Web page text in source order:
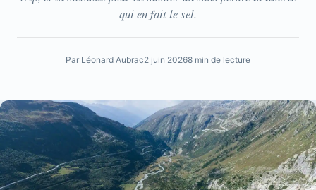
qui en fait le sel.
Par Léonard Aubrac2 juin 20268 min de lecture